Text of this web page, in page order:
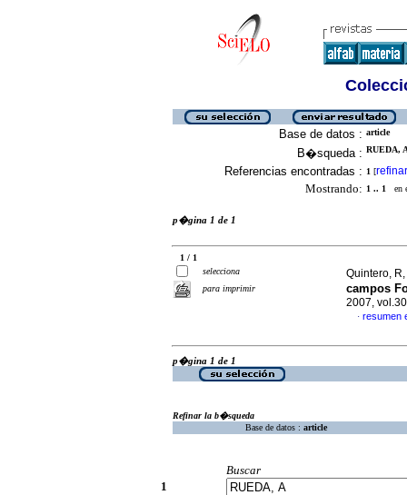
Base de datos : article
B�squeda : RUEDA,
Referencias encontradas : 1 [refinar
Mostrando: 1 .. 1 en
p�gina 1 de 1
1 / 1
selecciona
para imprimir
Quintero,
campos
2007,
· resumen
p�gina 1 de 1
Refinar la b�squeda
Base de datos : article
Buscar
1